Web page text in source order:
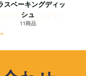
スベーキングディッ
シュ
11商品